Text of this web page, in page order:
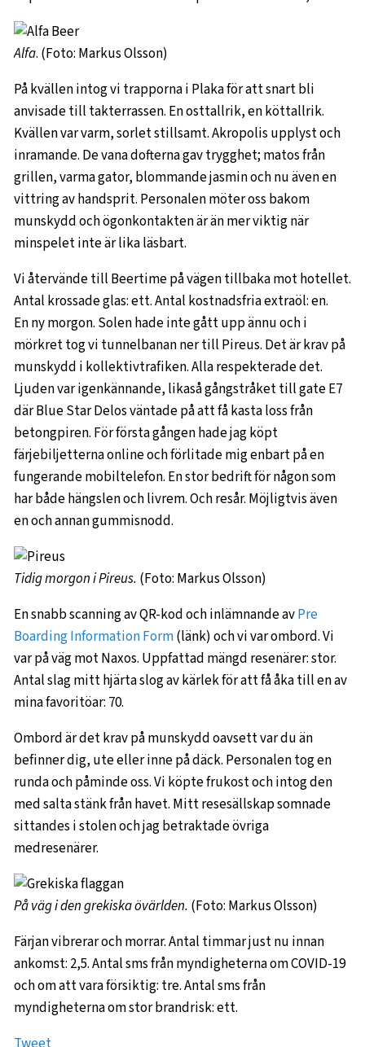
Alfa. (Foto: Markus Olsson)
På kvällen intog vi trapporna i Plaka för att snart bli
anvisade till takterrassen. En osttallrik, en köttallrik.
Kvällen var varm, sorlet stillsamt. Akropolis upplyst och
inramande. De vana dofterna gav trygghet; matos från
grillen, varma gator, blommande jasmin och nu även en
vittring av handsprit. Personalen möter oss bakom
munskydd och ögonkontakten är än mer viktig när
minspelet inte är lika läsbart.
Vi återvände till Beertime på vägen tillbaka mot hotellet.
Antal krossade glas: ett. Antal kostnadsfria extraöl: en.
En ny morgon. Solen hade inte gått upp ännu och i
mörkret tog vi tunnelbanan ner till Pireus. Det är krav på
munskydd i kollektivtrafiken. Alla respekterade det.
Ljuden var igenkännande, likaså gångstråket till gate E7
där Blue Star Delos väntade på att få kasta loss från
betongpiren. För första gången hade jag köpt
färjebiljetterna online och förlitade mig enbart på en
fungerande mobiltelefon. En stor bedrift för någon som
har både hängslen och livrem. Och resår. Möjligtvis även
en och annan gummisnodd.
Tidig morgon i Pireus. (Foto: Markus Olsson)
En snabb scanning av QR-kod och inlämnande avPre
Boarding Information Form(länk) och vi var ombord. Vi
var på väg mot Naxos. Uppfattad mängd resenärer: stor.
Antal slag mitt hjärta slog av kärlek för att få åka till en av
mina favoritöar: 70.
Ombord är det krav på munskydd oavsett var du än
befinner dig, ute eller inne på däck. Personalen tog en
runda och påminde oss. Vi köpte frukost och intog den
med salta stänk från havet. Mitt resesällskap somnade
sittandes i stolen och jag betraktade övriga
medresenärer.
På väg i den grekiska övärlden. (Foto: Markus Olsson)
Färjan vibrerar och morrar. Antal timmar just nu innan
ankomst: 2,5. Antal sms från myndigheterna om COVID-19
och om att vara försiktig: tre. Antal sms från
myndigheterna om stor brandrisk: ett.